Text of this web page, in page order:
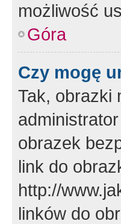
możliwość
Góra
Czy mogę
Tak, obrazki
obrazek
link do
http://
linków do